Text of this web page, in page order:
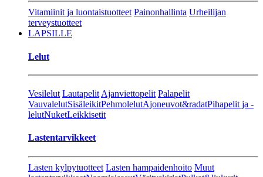
Vitamiinit ja luontaistuotteet Painonhallinta Urheilijan
terveystuotteet
LAPSILLE
Lelut
Vesilelut Lautapelit Ajanviettopelit Palapelit
VauvalelutSisäleikitPehmolelutAjoneuvot&radatPihapelit ja -
lelutNuketLeikkisetit
Lastentarvikkeet
Lasten kylpytuotteet Lasten hampaidenhoito Muut